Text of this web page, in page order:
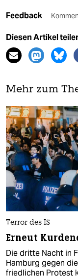
Feedback
Diesen Artikel
Mehr zum
Terror des IS
Erneut
Die dritte Nacht in
Hamburg gegen
friedlichen Protest